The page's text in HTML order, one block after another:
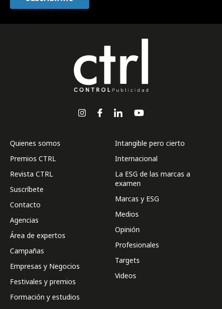
Quienes somos
Premios CTRL
Revista CTRL
Suscríbete
Contacto
Agencias
Área de expertos
Campañas
Empresas y Negocios
Festivales y premios
Formación y estudios
Intangible pero cierto
Internacional
La ESG de las marcas a
examen
Marcas y ESG
Medios
Opinión
Profesionales
Targets
Videos